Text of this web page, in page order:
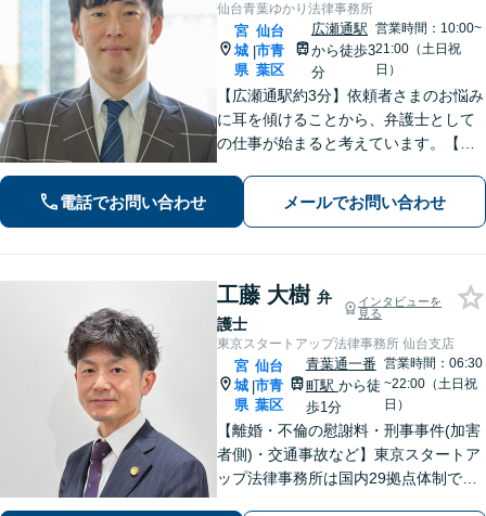
仙台青葉ゆかり法律事務所
宮
城
県
|
仙台
市青
葉区
広瀬通駅
から徒歩3
分
営業時間：10:00~
21:00（土日祝
日）
【広瀬通駅約3分】依頼者さまのお悩み
に耳を傾けることから、弁護士として
の仕事が始まると考えています。【離
など男性からのご依頼多数【相続・遺
言】遺産分割などスムーズに解決【初
電話でお問い合わせ メールでお問い合わせ
工藤 大樹 弁
護士
インタビューを
見る
東京スタートアップ法律事務所 仙台支店
宮
城
県
|
仙台
市青
葉区
青葉通一番
町駅 から徒
歩1分
営業時間：06:30
~22:00（土日祝
日）
【離婚・不倫の慰謝料・刑事事件(加害
者側)・交通事故など】東京スタートア
ップ法律事務所は国内29拠点体制で全